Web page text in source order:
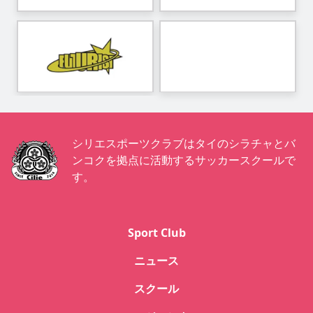
シリエスポーツクラブはタイのシラチャとバ
ンコクを拠点に活動するサッカースクールで
す。
Sport Club
ニュース
スクール